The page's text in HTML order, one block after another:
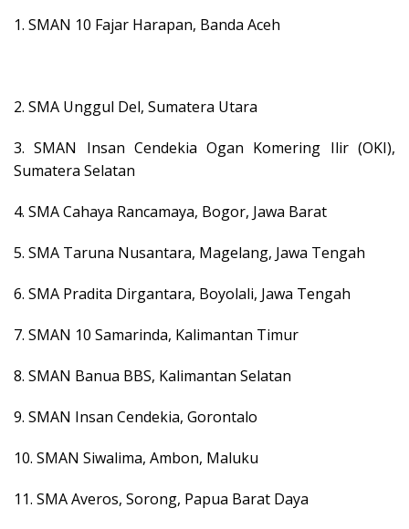
1. SMAN 10 Fajar Harapan, Banda Aceh
2. SMA Unggul Del, Sumatera Utara
3. SMAN Insan Cendekia Ogan Komering Ilir (OKI),
Sumatera Selatan
4. SMA Cahaya Rancamaya, Bogor, Jawa Barat
5. SMA Taruna Nusantara, Magelang, Jawa Tengah
6. SMA Pradita Dirgantara, Boyolali, Jawa Tengah
7. SMAN 10 Samarinda, Kalimantan Timur
8. SMAN Banua BBS, Kalimantan Selatan
9. SMAN Insan Cendekia, Gorontalo
10. SMAN Siwalima, Ambon, Maluku
11. SMA Averos, Sorong, Papua Barat Daya